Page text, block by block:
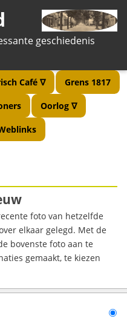
geschiedenis
Café ∇ Grens 1817
Oorlog ∇
foto van hetzelfde
elkaar gelegd. Met de
bovenste foto aan te
gemaakt, te kiezen